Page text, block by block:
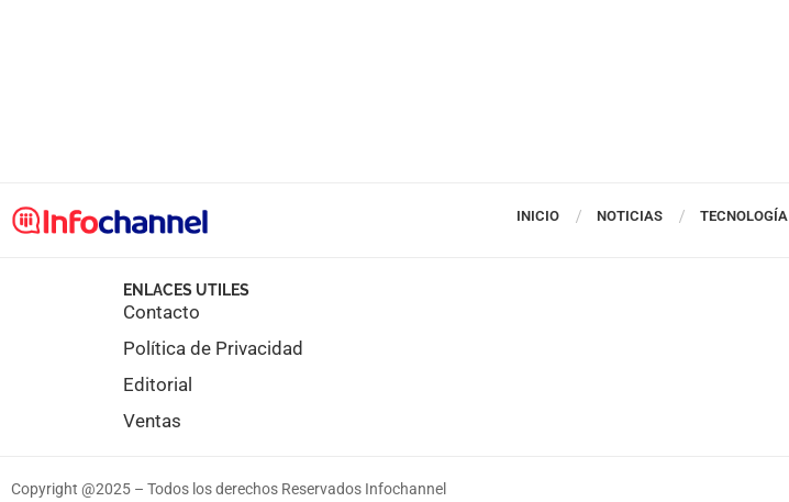
INICIO NOTICIAS TECNOLOGÍA
ENLACES UTILES
Contacto
Política de Privacidad
Editorial
Ventas
Copyright @2025 – Todos los derechos Reservados Infochannel